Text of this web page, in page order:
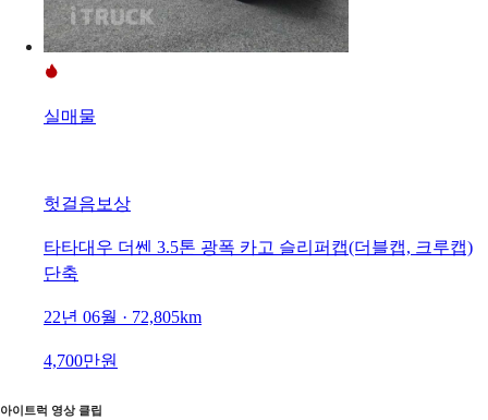
실매물
헛걸음보상
타타대우 더쎈 3.5톤 광폭 카고 슬리퍼캡(더블캡, 크루캡)
단축
22년 06월 · 72,805km
4,700만원
아이트럭 영상 클립